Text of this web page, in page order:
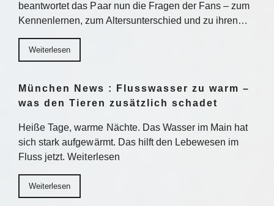
beantwortet das Paar nun die Fragen der Fans – zum
Kennenlernen, zum Altersunterschied und zu ihren…
Weiterlesen
München News : Flusswasser zu warm –
was den Tieren zusätzlich schadet
Heiße Tage, warme Nächte. Das Wasser im Main hat
sich stark aufgewärmt. Das hilft den Lebewesen im
Fluss jetzt. Weiterlesen
Weiterlesen